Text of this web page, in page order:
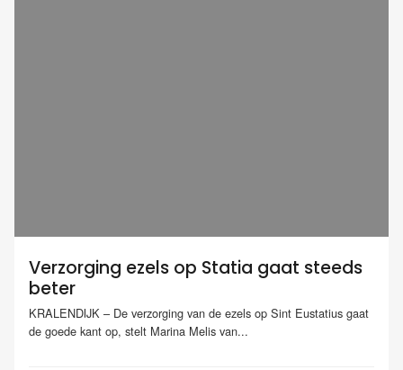
Verzorging ezels op Statia gaat steeds
beter
KRALENDIJK – De verzorging van de ezels op Sint Eustatius gaat
de goede kant op, stelt Marina Melis van...